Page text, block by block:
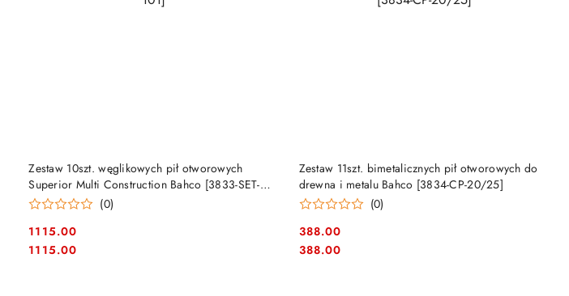
Zestaw 10szt. węglikowych pił otworowych
Superior Multi Construction Bahco [3833-SET-
101]
(0)
Cena:
1115.00
Cena:
1115.00
PRODUKT NIEDOSTĘPNY
Zestaw 11szt. bimetalicznych pił otworowych do
drewna i metalu Bahco [3834-CP-20/25]
(0)
Cena:
388.00
Cena:
388.00
PRODUKT NIEDOSTĘPNY